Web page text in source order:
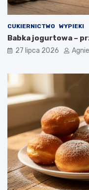
CUKIERNICTWO WYPIEKI
Babka jogurtowa –
27 lipca 2026